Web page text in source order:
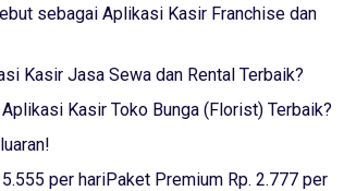
sebagai Aplikasi Kasir Franchise dan
Kasir Jasa Sewa dan Rental Terbaik?
Kasir Toko Bunga (Florist) Terbaik?
per hariPaket Premium Rp. 2.777 per